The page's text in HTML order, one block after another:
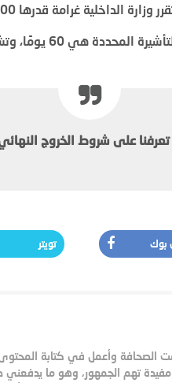
وتشمل الغرامة جميع المرافقين.
على شروط الخروج
بوك تويتر
وأعمل في كتابة المحتوى
تهم الجمهور، وهو ما يدفعني